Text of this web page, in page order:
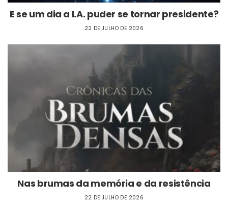
E se um dia a I.A. puder se tornar presidente?
22 DE JULHO DE 2026
Nas brumas da memória e da resistência
22 DE JULHO DE 2026